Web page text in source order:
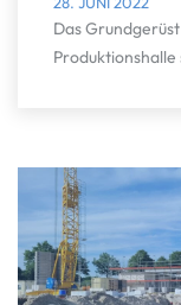
Das
Produktionshalle